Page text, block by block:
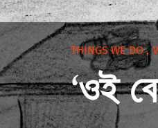
THINGS WE DO,
‘ওই